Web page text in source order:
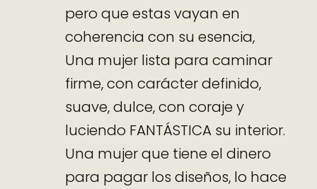
pero que estas vayan en
coherencia con su esencia,
Una mujer lista para caminar
firme, con carácter definido,
suave, dulce, con coraje y
luciendo FANTÁSTICA su interior.
Una mujer que tiene el dinero
para pagar los diseños, lo hace